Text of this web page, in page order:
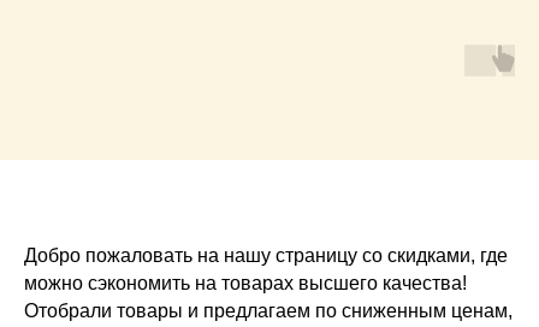
Добро пожаловать на нашу страницу со скидками, где
можно сэкономить на товарах высшего качества!
Отобрали товары и предлагаем по сниженным ценам,